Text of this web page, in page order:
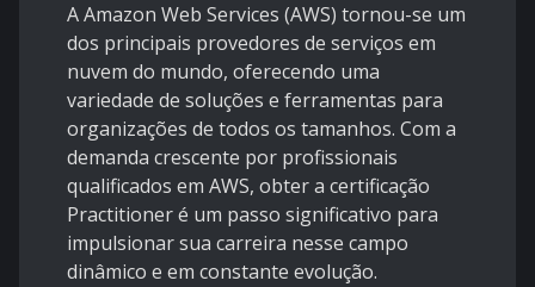
A Amazon Web Services (AWS) tornou-se um
dos principais provedores de serviços em
nuvem do mundo, oferecendo uma
variedade de soluções e ferramentas para
organizações de todos os tamanhos. Com a
demanda crescente por profissionais
qualificados em AWS, obter a certificação
Practitioner é um passo significativo para
impulsionar sua carreira nesse campo
dinâmico e em constante evolução.